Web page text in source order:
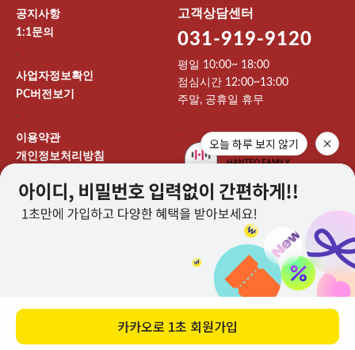
공지사항
1:1문의
-
사업자정보확인
PC버전보기
-
이용약관
개인정보처리방침
고객상담센터
031-919-9120
평일 10:00~ 18:00
점심시간 12:00~13:00
주말, 공휴일 휴무
-
상호 : 주식회사 912엔터테인먼트 대표 : 이기영
개인정보보호책임자 : 권오민 TEL : 031-919-9120
FAX : EMAIL : kpoptogether@naver.com
사업자등록번호 : 194-81-01147 통신판매업신고 : 제 2024-고양
COPYRIGHT © KPOPTOGETHER. ALL RIGHTS RESERVED.
오늘 하루 보지 않기
카카오로 1초 회원가입